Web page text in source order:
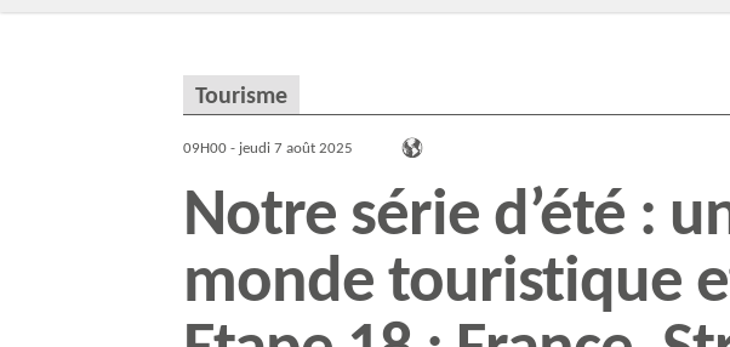
Tourisme
09H00 - jeudi 7 août 2025
Notre série d’été :
monde touristique